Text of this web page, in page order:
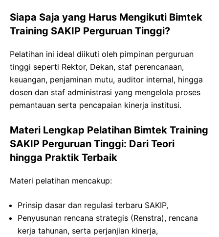
Siapa Saja yang Harus Mengikuti Bimtek
Training SAKIP Perguruan Tinggi?
Pelatihan ini ideal diikuti oleh pimpinan perguruan
tinggi seperti Rektor, Dekan, staf perencanaan,
keuangan, penjaminan mutu, auditor internal, hingga
dosen dan staf administrasi yang mengelola proses
pemantauan serta pencapaian kinerja institusi.
Materi Lengkap Pelatihan Bimtek Training
SAKIP Perguruan Tinggi: Dari Teori
hingga Praktik Terbaik
Materi pelatihan mencakup:
Prinsip dasar dan regulasi terbaru SAKIP,
Penyusunan rencana strategis (Renstra), rencana
kerja tahunan, serta perjanjian kinerja,